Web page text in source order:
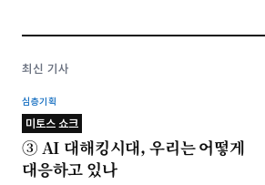
최신 기사
심층기획
미토스 쇼크
③ AI 대해킹시대, 우리는 어떻게
대응하고 있나